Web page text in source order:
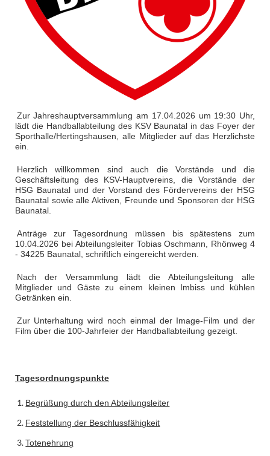
Zur Jahreshauptversammlung am 17.04.2026 um 19:30 Uhr,
lädt die Handballabteilung des KSV Baunatal in das Foyer der
Sporthalle/Hertingshausen, alle Mitglieder auf das Herzlichste
ein.
Herzlich willkommen sind auch die Vorstände und die
Geschäftsleitung des KSV-Hauptvereins, die Vorstände der
HSG Baunatal und der Vorstand des Fördervereins der HSG
Baunatal sowie alle Aktiven, Freunde und Sponsoren der HSG
Baunatal.
Anträge zur Tagesordnung müssen bis spätestens zum
10.04.2026 bei Abteilungsleiter Tobias Oschmann, Rhönweg 4
- 34225 Baunatal, schriftlich eingereicht werden.
Nach der Versammlung lädt die Abteilungsleitung alle
Mitglieder und Gäste zu einem kleinen Imbiss und kühlen
Getränken ein.
Zur Unterhaltung wird noch einmal der Image-Film und der
Film über die 100-Jahrfeier der Handballabteilung gezeigt.
Tagesordnungspunkte
Begrüßung durch den Abteilungsleiter
Feststellung der Beschlussfähigkeit
Totenehrung